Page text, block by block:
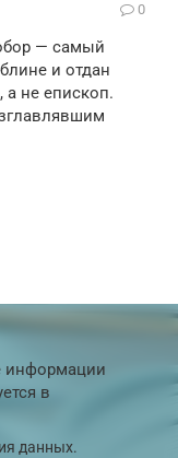
0
— самый
и отдан
а не епископ.
информации
в
данных.